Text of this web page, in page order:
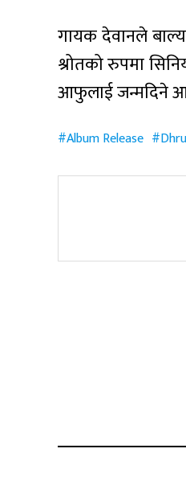
गायक देवानले
श्रोतको रुपमा
आफुलाई जन्मदिने
Album Release